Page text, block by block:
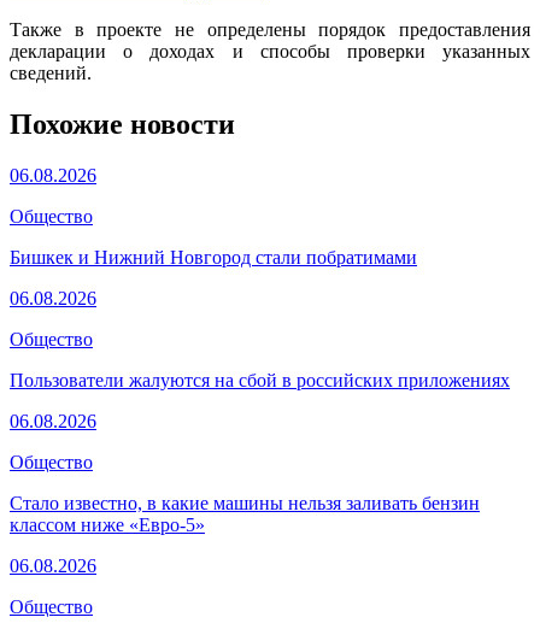
Также в проекте не определены порядок предоставления
декларации о доходах и способы проверки указанных
сведений.
Похожие новости
06.08.2026
Общество
Бишкек и Нижний Новгород стали побратимами
06.08.2026
Общество
Пользователи жалуются на сбой в российских приложениях
06.08.2026
Общество
Стало известно, в какие машины нельзя заливать бензин
классом ниже «Евро-5»
06.08.2026
Общество